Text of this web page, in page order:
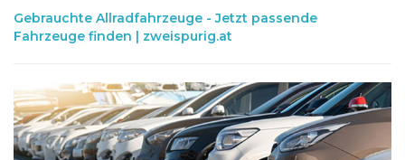
Gebrauchte Allradfahrzeuge - Jetzt passende
Fahrzeuge finden | zweispurig.at